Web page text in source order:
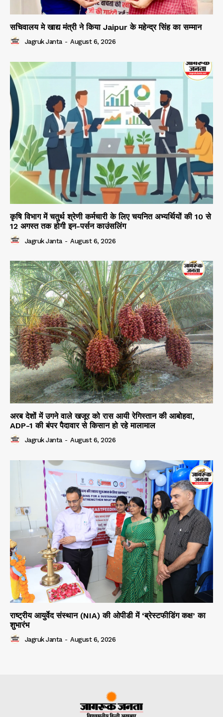
सचिवालय मे खाद्य मंत्री ने किया Jaipur के महेन्द्र सिंह का सम्मान
Jagruk Janta - August 6, 2026
कृषि विभाग में चतुर्थ श्रेणी कर्मचारी के लिए चयनित अभ्यर्थियों की 10 से
12 अगस्त तक होगी इन-पर्सन काउंसलिंग
Jagruk Janta - August 6, 2026
अरब देशों में उगने वाले खजूर को रास आयी रेगिस्तान की आबोहवा,
ADP-1 की बंपर पैदावार से किसान हो रहे मालामाल
Jagruk Janta - August 6, 2026
राष्ट्रीय आयुर्वेद संस्थान (NIA) की ओपीडी में ‘ब्रेस्टफीडिंग कक्ष’ का
शुभारंभ
Jagruk Janta - August 6, 2026